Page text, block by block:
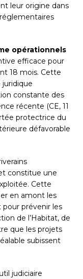
leur origine dans
opérationnels
efficace pour
18 mois. Cette
constante des
récente (CE, 11
protectrice du
défavorable
constitue une
Cette
en amont les
prévenir les
de l’Habitat, de
que les projets
subissent
judiciaire